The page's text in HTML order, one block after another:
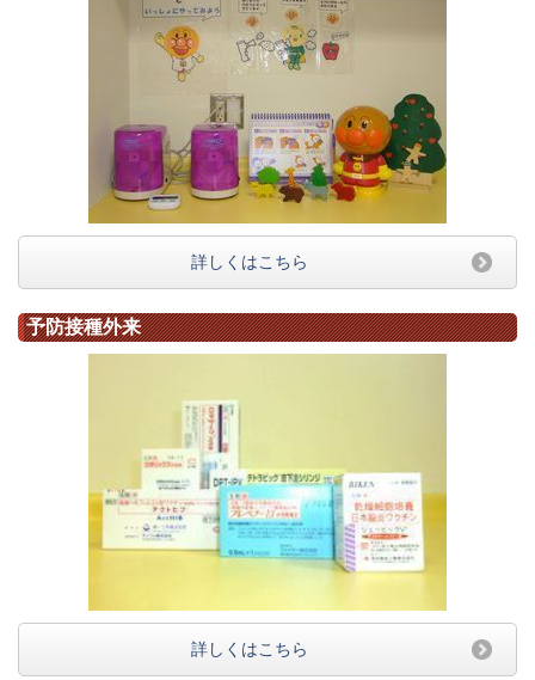
詳しくはこちら
予防接種外来
詳しくはこちら